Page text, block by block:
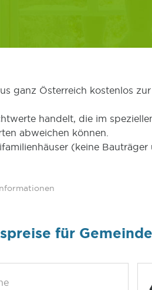
ganz Österreich kostenlos
handelt, die im
abweichen können.
(keine
für